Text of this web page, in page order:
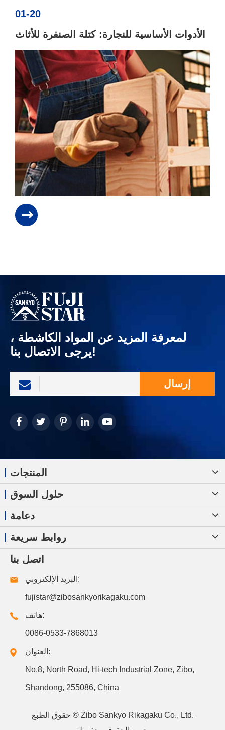
01-20
الأدوات الأساسية للنجارة: كتلة الصنفرة للأثاث
لمعرفة المزيد عن المواد الكاشطة ،
يرجى الاتصال بنا!
إرسال
المنتجات
حلول السوق
دعامة
روابط سريعة
اتصل بنا
البريد الإلكتروني:
fujistar@zibosankyorikagaku.com
هاتف:
0086-0533-7868013
العنوان:
No.8, North Road, Hi-tech Industrial Zone, Zibo,
Shandong, 255086, China
حقوق الطبع © Zibo Sankyo Rikagaku Co., Ltd.